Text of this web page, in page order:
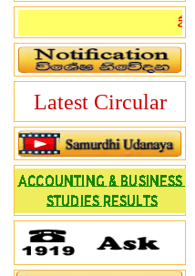
Latest Circular